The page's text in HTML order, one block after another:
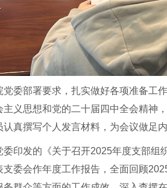
委部署要求，扎实做好各项准备工
义思想和党的二十届四中全会精神
真撰写个人发言材料，为会议做足
印发的《关于召开2025年度支部组
委会作年度工作报告，全面回顾